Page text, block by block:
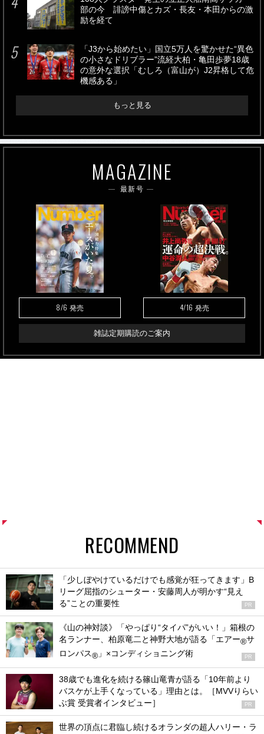
部の今 誹謗中傷とカズ・長友・本田からの激
励を経て
「J3から始めたい」国立5万人を驚かせた“異色
の小さなドリブラー”流経大柏・亀田歩夢18歳
の意外な選択「むしろ（富山が）J2昇格して危
機感ある」
もっと見る
MAGAZINE
最新号
8/6 発売 4/16 発売
雑誌定期購読のご案内
RECOMMEND
「少しぼやけているだけでも感覚が狂ってきます」B
リーグ屈指のシューター・安藤周人が明かす“見え
る”ことの重要性
PR
《山の神対談》「やっぱり“タイパ”がいい！」箱根の
名ランナー、柏原竜二と神野大地が語る「エアー®サ
ロンパス® 」×コンディショニング術 PR
38歳でも進化を続ける篠山竜青が語る「10年前より
バスケが上手くなっている」理由とは。［MVVりらい
ぶ賞 受賞者インタビュー］
PR
世界の頂点に君臨し続けるオランダの超人ハリー・ラ